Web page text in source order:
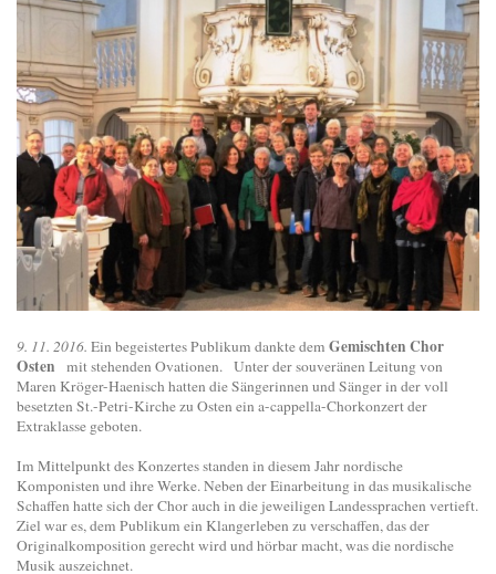
9. 11. 2016. Ein begeistertes Publikum dankte dem Gemischten Chor
Osten mit stehenden Ovationen. Unter der souveränen Leitung von
Maren Kröger-Haenisch hatten die Sängerinnen und Sänger in der voll
besetzten St.-Petri-Kirche zu Osten ein a-cappella-Chorkonzert der
Extraklasse geboten.
Im Mittelpunkt des Konzertes standen in diesem Jahr nordische
Komponisten und ihre Werke. Neben der Einarbeitung in das musikalische
Schaffen hatte sich der Chor auch in die jeweiligen Landessprachen vertieft.
Ziel war es, dem Publikum ein Klangerleben zu verschaffen, das der
Originalkomposition gerecht wird und hörbar macht, was die nordische
Musik auszeichnet.